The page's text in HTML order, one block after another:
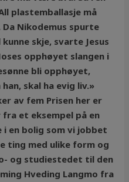
plastemballasje må
Nikodemus spurte
skje, svarte Jesus
opphøyet slangen i
bli opphøyet,
skal ha evig liv.»
av fem Prisen her er
et eksempel på en
en bolig som vi jobbet
ting med ulike form og
og studiestedet til den
Hveding Langmo fra